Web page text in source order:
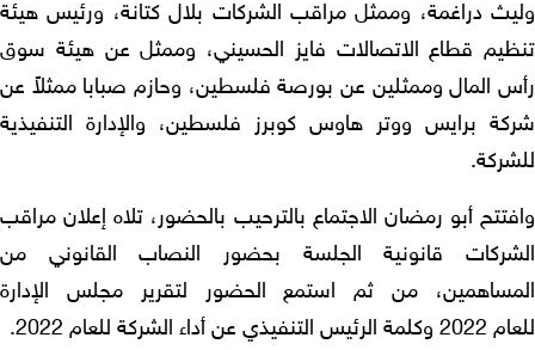
دراغمة، وممثل مراقب الشركات بلال كتانة، ورئيس هيئة
قطاع الاتصالات فايز الحسيني، وممثل عن هيئة سوق
المال وممثلين عن بورصة فلسطين، وحازم صبابا ممثلاً عن
برايس ووتر هاوس كوبرز فلسطين، والإدارة التنفيذية
أبو رمضان الاجتماع بالترحيب بالحضور، تلاه إعلان مراقب
قانونية الجلسة بحضور النصاب القانوني من
من ثم استمع الحضور لتقرير مجلس الإدارة
عن أداء الشركة للعام 2022.